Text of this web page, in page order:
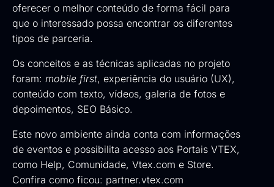
oferecer o melhor conteúdo de forma fácil para
que o interessado possa encontrar os diferentes
tipos de parceria.
Os conceitos e as técnicas aplicadas no projeto
foram: mobile first, experiência do usuário (UX),
conteúdo com texto, vídeos, galeria de fotos e
depoimentos, SEO Básico.
Este novo ambiente ainda conta com informações
de eventos e possibilita acesso aos Portais VTEX,
como Help, Comunidade, Vtex.com e Store.
Confira como ficou: partner.vtex.com